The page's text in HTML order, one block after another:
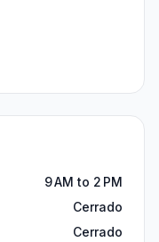
9 AM to 2 PM
Cerrado
Cerrado